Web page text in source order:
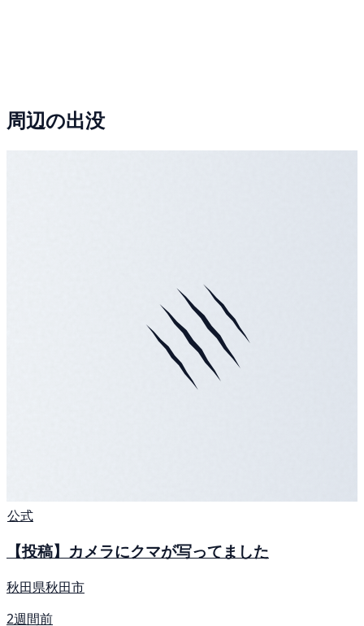
周辺の出没
公式
【投稿】カメラにクマが写ってました
秋田県秋田市
2週間前